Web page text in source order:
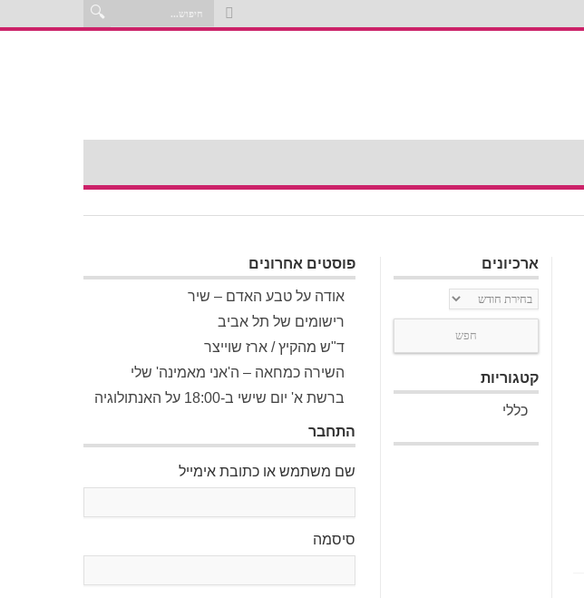
ארכיונים
ארכיונים
קטגוריות
כללי
פוסטים אחרונים
אודה על טבע האדם – שיר
רישומים של תל אביב
ד"ש מהקיץ / ארז שוייצר
השירה כמחאה – ה'אני מאמינה' שלי
ברשת א' יום שישי ב-18:00 על האנתולוגיה
התחבר
שם משתמש או כתובת אימייל
סיסמה